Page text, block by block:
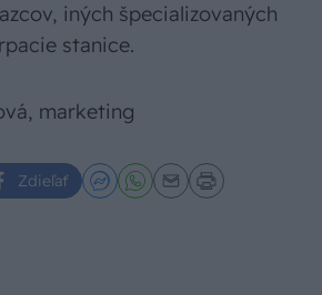
iných špecializovaných
stanice.
marketing
Zdieľať